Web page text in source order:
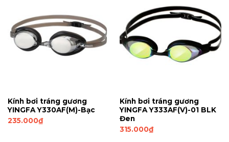
Kính bơi tráng gương
YINGFA Y330AF(M)-Bạc
235.000₫
Kính bơi tráng gương
YINGFA Y333AF(V)-01 BLK
Đen
315.000₫